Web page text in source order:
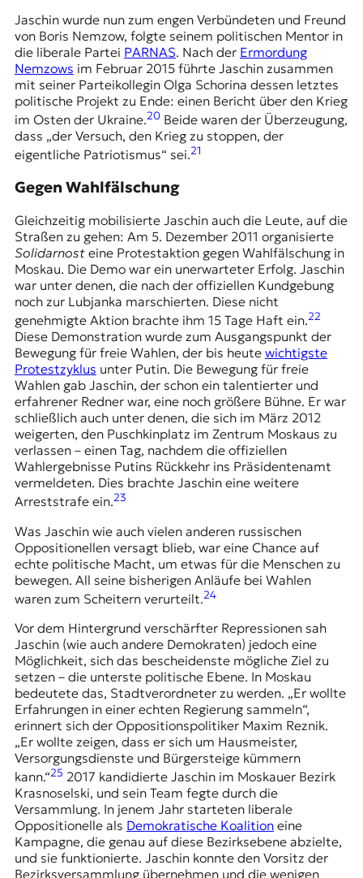
Jaschin wurde nun zum engen Verbündeten und Freund
von Boris Nemzow, folgte seinem politischen Mentor in
die liberale Partei PARNAS. Nach der Ermordung
Nemzows im Februar 2015 führte Jaschin zusammen
mit seiner Parteikollegin Olga Schorina dessen letztes
politische Projekt zu Ende: einen Bericht über den Krieg
im Osten der Ukraine.20Beide waren der Überzeugung,
dass „der Versuch, den Krieg zu stoppen, der
eigentliche Patriotismus“ sei.21
Gegen Wahlfälschung
Gleichzeitig mobilisierte Jaschin auch die Leute, auf die
Straßen zu gehen: Am 5. Dezember 2011 organisierte
Solidarnost eine Protestaktion gegen Wahlfälschung in
Moskau. Die Demo war ein unerwarteter Erfolg. Jaschin
war unter denen, die nach der offiziellen Kundgebung
noch zur Lubjanka marschierten. Diese nicht
genehmigte Aktion brachte ihm 15 Tage Haft ein.22
Diese Demonstration wurde zum Ausgangspunkt der
Bewegung für freie Wahlen, der bis heute wichtigste
Protestzyklus unter Putin. Die Bewegung für freie
Wahlen gab Jaschin, der schon ein talentierter und
erfahrener Redner war, eine noch größere Bühne. Er war
schließlich auch unter denen, die sich im März 2012
weigerten, den Puschkinplatz im Zentrum Moskaus zu
verlassen – einen Tag, nachdem die offiziellen
Wahlergebnisse Putins Rückkehr ins Präsidentenamt
vermeldeten. Dies brachte Jaschin eine weitere
Arreststrafe ein.23
Was Jaschin wie auch vielen anderen russischen
Oppositionellen versagt blieb, war eine Chance auf
echte politische Macht, um etwas für die Menschen zu
bewegen. All seine bisherigen Anläufe bei Wahlen
waren zum Scheitern verurteilt.24
Vor dem Hintergrund verschärfter Repressionen sah
Jaschin (wie auch andere Demokraten) jedoch eine
Möglichkeit, sich das bescheidenste mögliche Ziel zu
setzen – die unterste politische Ebene. In Moskau
bedeutete das, Stadtverordneter zu werden. „Er wollte
Erfahrungen in einer echten Regierung sammeln“,
erinnert sich der Oppositionspolitiker Maxim Reznik.
„Er wollte zeigen, dass er sich um Hausmeister,
Versorgungsdienste und Bürgersteige kümmern
kann.“25 2017 kandidierte Jaschin im Moskauer Bezirk
Krasnoselski, und sein Team fegte durch die
Versammlung. In jenem Jahr starteten liberale
Oppositionelle als Demokratische Koalitioneine
Kampagne, die genau auf diese Bezirksebene abzielte,
und sie funktionierte. Jaschin konnte den Vorsitz der
Bezirksversammlung übernehmen und die wenigen